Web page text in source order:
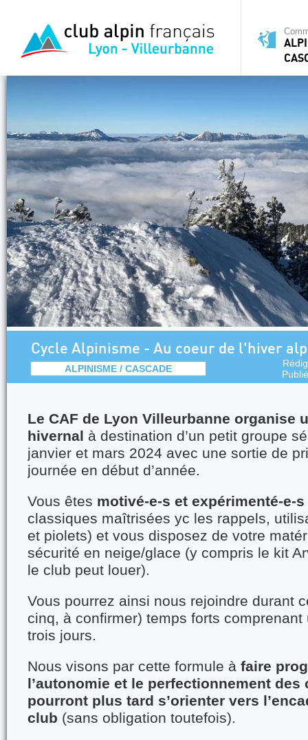
Cycle Alpinisme - Au coeur de l'hiver
ALPINISME / CASCADE
Le CAF de Lyon Villeurbanne organise
hivernal à destination d’un petit groupe
janvier et mars 2024 avec une sortie de
journée en début d’année.
Vous êtes motivé-e-s et expérimenté-e-s
classiques maîtrisées yc les rappels,
et piolets) et vous disposez de votre
sécurité en neige/glace (y compris le kit
le club peut louer).
Vous pourrez ainsi nous rejoindre durant
cinq, à confirmer) temps forts comprenant
trois jours.
Nous visons par cette formule à faire
l’autonomie et le perfectionnement des
pourront plus tard s’orienter vers
club (sans obligation toutefois).